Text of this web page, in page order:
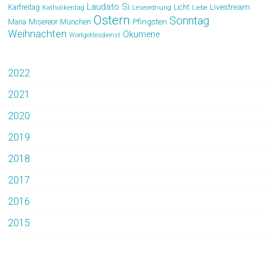
Karfreitag Katholikentag Laudato Si Leseordnung Licht Liebe Livestream
Maria Misereor München Ostern Pfingsten Sonntag
Weihnachten Wortgottesdienst Ökumene
2022
2021
2020
2019
2018
2017
2016
2015